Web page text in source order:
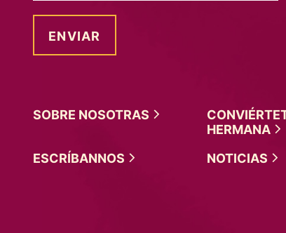
SOBRE NOSOTRAS
HERMANA
ESCRÍBANNOS
NOTICIAS